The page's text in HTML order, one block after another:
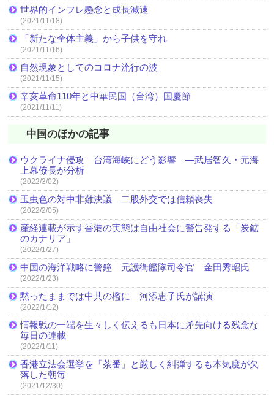
世界的インフレ懸念と成長減速
(2021/11/18)
「新たな全体主義」から子供を守れ
(2021/11/16)
自然現象としてのコロナ流行の波
(2021/11/15)
辛亥革命110年と中華民国（台湾）国慶節
(2021/11/11)
中国のほかの記事
ウクライナ侵攻 台湾海峡にどう影響 ―武居智久・元海
上幕僚長が分析
(2022/3/02)
玉虫色の対中非難決議 二股外交では信頼喪失
(2022/2/05)
産経連載が示す香港の実態は自由社会に警告発する「炭鉱
のカナリア」
(2022/1/27)
中国の海洋戦略に警鐘 元護衛艦隊司令官 金田秀昭氏
(2022/1/23)
黙ったままでは中共の檻に 河添恵子氏が講演
(2022/1/12)
情報戦の一端を生々しく伝えるも日本に矛先向ける残念な
毎日の連載
(2022/1/11)
香港立法会選挙を「茶番」と厳しく糾弾するも本気度が欠
落した朝毎
(2021/12/30)